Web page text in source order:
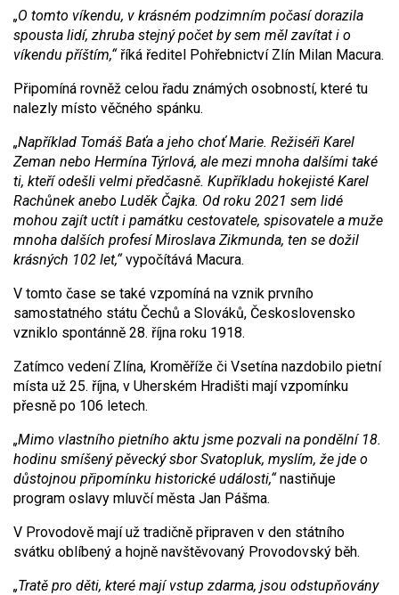
„O tomto víkendu, v krásném podzimním počasí dorazila
spousta lidí, zhruba stejný počet by sem měl zavítat i o
víkendu příštím,“říká ředitel Pohřebnictví Zlín Milan Macura.
Připomíná rovněž celou řadu známých osobností, které tu
nalezly místo věčného spánku.
„Například Tomáš Baťa a jeho choť Marie. Režiséři Karel
Zeman nebo Hermína Týrlová, ale mezi mnoha dalšími také
ti, kteří odešli velmi předčasně. Kupříkladu hokejisté Karel
Rachůnek anebo Luděk Čajka. Od roku 2021 sem lidé
mohou zajít uctít i památku cestovatele, spisovatele a muže
mnoha dalších profesí Miroslava Zikmunda, ten se dožil
krásných 102 let,“vypočítává Macura.
V tomto čase se také vzpomíná na vznik prvního
samostatného státu Čechů a Slováků, Československo
vzniklo spontánně 28. října roku 1918.
Zatímco vedení Zlína, Kroměříže či Vsetína nazdobilo pietní
místa už 25. října, v Uherském Hradišti mají vzpomínku
přesně po 106 letech.
„Mimo vlastního pietního aktu jsme pozvali na pondělní 18.
hodinu smíšený pěvecký sbor Svatopluk, myslím, že jde o
důstojnou připomínku historické události,“nastiňuje
program oslavy mluvčí města Jan Pášma.
V Provodově mají už tradičně připraven v den státního
svátku oblíbený a hojně navštěvovaný Provodovský běh.
„Tratě pro děti, které mají vstup zdarma, jsou odstupňovány